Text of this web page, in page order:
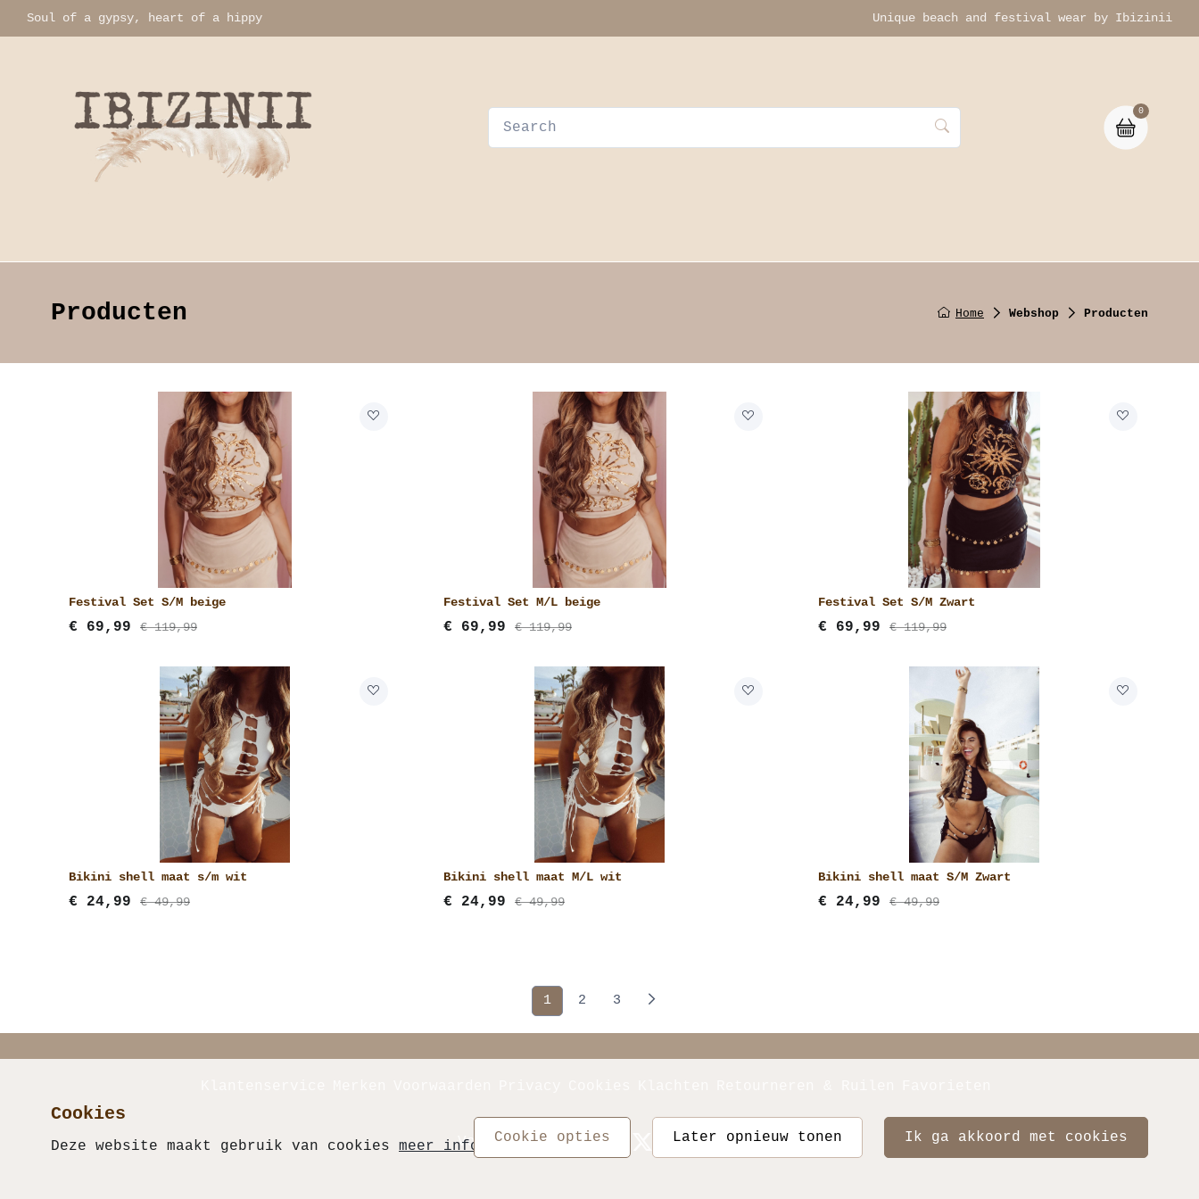
Soul of a gypsy, heart of a hippy Unique beach and festival wear by Ibizinii
0
Home Webshop Producten
Producten
Festival Set S/M beige
€ 69,99 € 119,99
Festival Set M/L beige
€ 69,99 € 119,99
Festival Set S/M Zwart
€ 69,99 € 119,99
Bikini shell maat s/m wit
€ 24,99 € 49,99
Bikini shell maat M/L wit
€ 24,99 € 49,99
Bikini shell maat S/M Zwart
€ 24,99 € 49,99
1(current)
2 3
Volg ons
Cookies
Deze website maakt gebruik van cookies meer informatie
ik ga akkoord met cookies
later opnieuw tonen
cookie opties